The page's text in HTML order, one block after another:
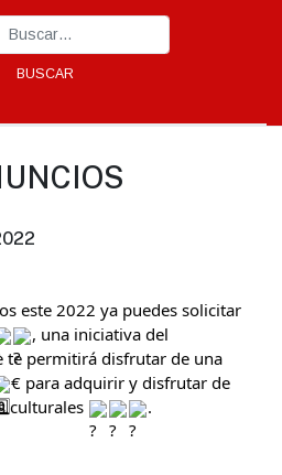
2 or more characters for results.
BUSCAR
este 2022 ya puedes solicitar
te permitirá disfrutar de una
€ para adquirir y disfrutar de
culturales
.